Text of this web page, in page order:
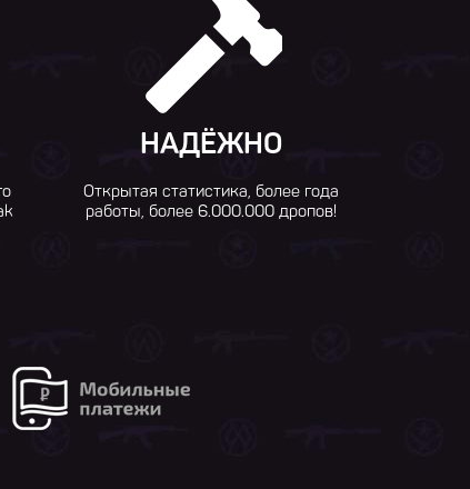
НАДЁЖНО
Открытая статистика, более года
работы, более 6.000.000 дропов!